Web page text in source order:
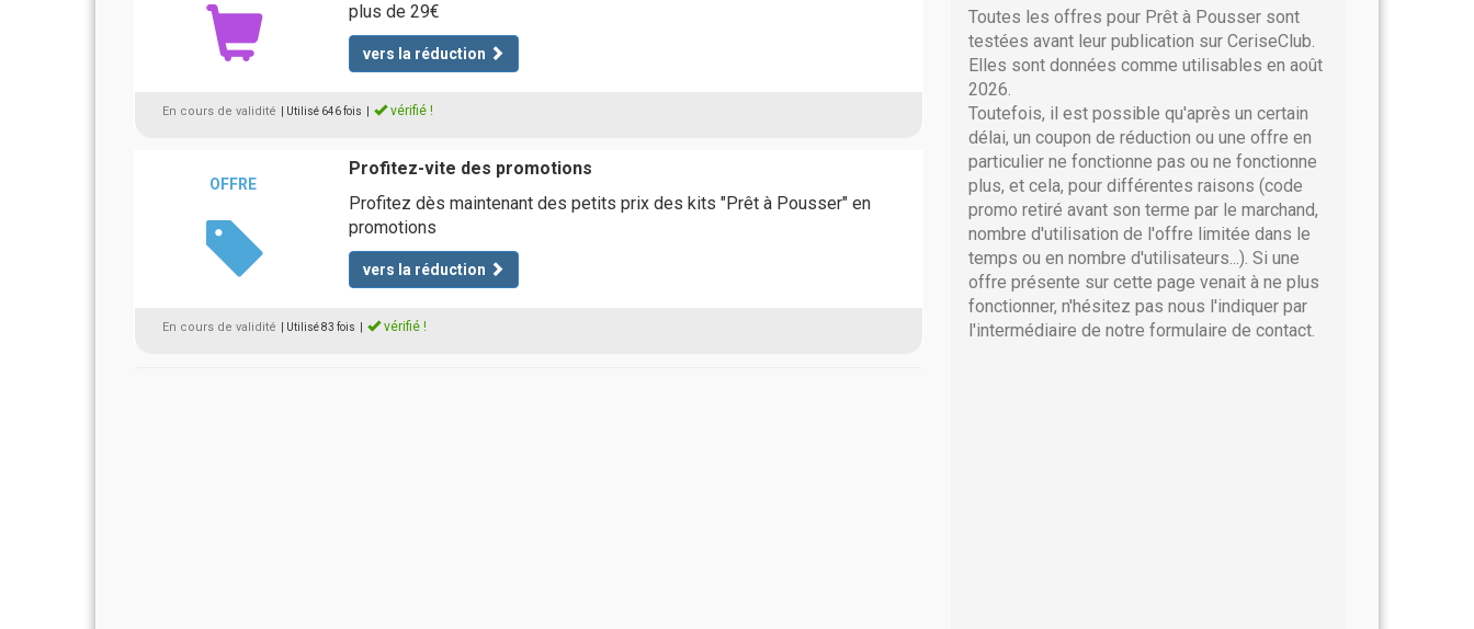
plus de 29€
vers la réduction
En cours de validité | Utilisé 646 fois vérifié !
OFFRE
Profitez-vite des promotions
Profitez dès maintenant des petits prix des kits "Prêt à Pousser" en
promotions
vers la réduction
En cours de validité | Utilisé 83 fois vérifié !
Toutes les offres pour Prêt à Pousser sont
testées avant leur publication sur CeriseClub.
Elles sont données comme utilisables en août
2026.
Toutefois, il est possible qu'après un certain
délai, un coupon de réduction ou une offre en
particulier ne fonctionne pas ou ne fonctionne
plus, et cela, pour différentes raisons (code
promo retiré avant son terme par le marchand,
nombre d'utilisation de l'offre limitée dans le
temps ou en nombre d'utilisateurs...). Si une
offre présente sur cette page venait à ne plus
fonctionner, n'hésitez pas nous l'indiquer par
l'intermédiaire de notre formulaire de contact.